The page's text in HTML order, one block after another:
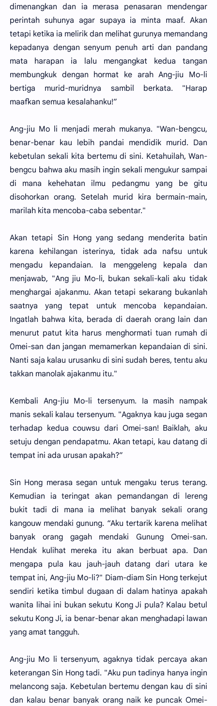
dimenangkan dan ia merasa penasaran mendengar
perintah suhunya agar supaya ia minta maaf. Akan
tetapi ketika ia melirik dan melihat gurunya memandang
kepadanya dengan senyum penuh arti dan pandang
mata harapan ia lalu mengangkat kedua tangan
membungkuk dengan hormat ke arah Ang-jiu Mo-li
bertiga murid-muridnya sambil berkata. "Harap
maafkan semua kesalahanku!”
Ang-jiu Mo li menjadi merah mukanya. "Wan-bengcu,
benar-benar kau lebih pandai mendidik murid. Dan
kebetulan sekali kita bertemu di sini. Ketahuilah, Wan-
bengcu bahwa aku masih ingin sekali mengukur sampai
di mana kehehatan ilmu pedangmu yang be gitu
disohorkan orang. Setelah murid kira bermain-main,
marilah kita mencoba-caba sebentar."
Akan tetapi Sin Hong yang sedang menderita batin
karena kehilangan isterinya, tidak ada nafsu untuk
mengadu kepandaian. Ia menggeleng kepala dan
menjawab, "Ang jiu Mo-li, bukan sekali-kali aku tidak
menghargai ajakanmu. Akan tetapi sekarang bukanlah
saatnya yang tepat untuk mencoba kepandaian.
Ingatlah bahwa kita, berada di daerah orang lain dan
menurut patut kita harus menghormati tuan rumah di
0mei-san dan jangan memamerkan kepandaian di sini.
Nanti saja kalau urusanku di sini sudah beres, tentu aku
takkan manolak ajakanmu itu."
Kembali Ang-jiu Mo-li tersenyum. Ia masih nampak
manis sekali kalau tersenyum. "Agaknya kau juga segan
terhadap kedua couwsu dari Omei-san! Baiklah, aku
setuju dengan pendapatmu. Akan tetapi, kau datang di
tempat ini ada urusan apakah?”
Sin Hong merasa segan untuk mengaku terus terang.
Kemudian ia teringat akan pemandangan di lereng
bukit tadi di mana ia melihat banyak sekali orang
kangouw mendaki gunung. “Aku tertarik karena melihat
banyak orang gagah mendaki Gunung Omei-san.
Hendak kulihat mereka itu akan berbuat apa. Dan
mengapa pula kau jauh-jauh datang dari utara ke
tempat ini, Ang-jiu Mo-li?" Diam-diam Sin Hong terkejut
sendiri ketika timbul dugaan di dalam hatinya apakah
wanita lihai ini bukan sekutu Kong Ji pula? Kalau betul
sekutu Kong Ji, ia benar-benar akan menghadapi lawan
yang amat tangguh.
Ang-jiu Mo li tersenyum, agaknya tidak percaya akan
keterangan Sin Hong tadi. "Aku pun tadinya hanya ingin
melancong saja. Kebetulan bertemu dengan kau di sini
dan kalau benar banyak orang naik ke puncak Omei-